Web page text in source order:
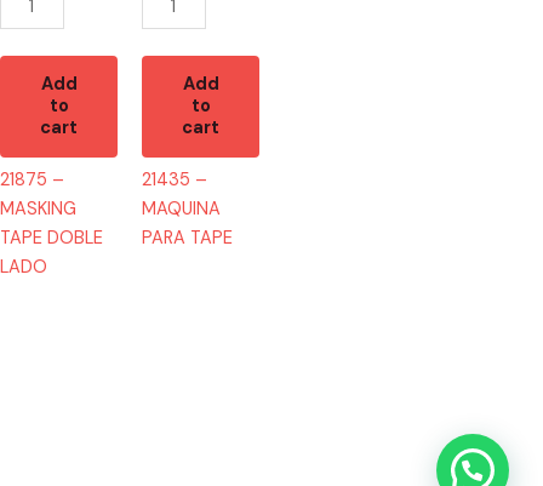
Add
to
cart
21875 –
MASKING
TAPE DOBLE
LADO
Add
to
cart
21435 –
MAQUINA
PARA TAPE